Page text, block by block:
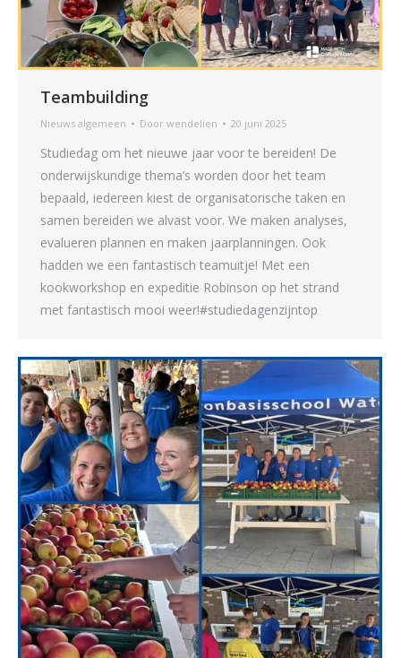
Teambuilding
Nieuws algemeen Door wendelien 20 juni 2025
Studiedag om het nieuwe jaar voor te bereiden! De
onderwijskundige thema’s worden door het team
bepaald, iedereen kiest de organisatorische taken en
samen bereiden we alvast voor. We maken analyses,
evalueren plannen en maken jaarplanningen. Ook
hadden we een fantastisch teamuitje! Met een
kookworkshop en expeditie Robinson op het strand
met fantastisch mooi weer!#studiedagenzijntop